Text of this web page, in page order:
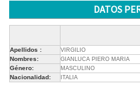
DATOS
Apellidos : VIRGILIO
Nombres: GIANLUCA PIERO MARIA
Género: MASCULINO
Nacionalidad: ITALIA